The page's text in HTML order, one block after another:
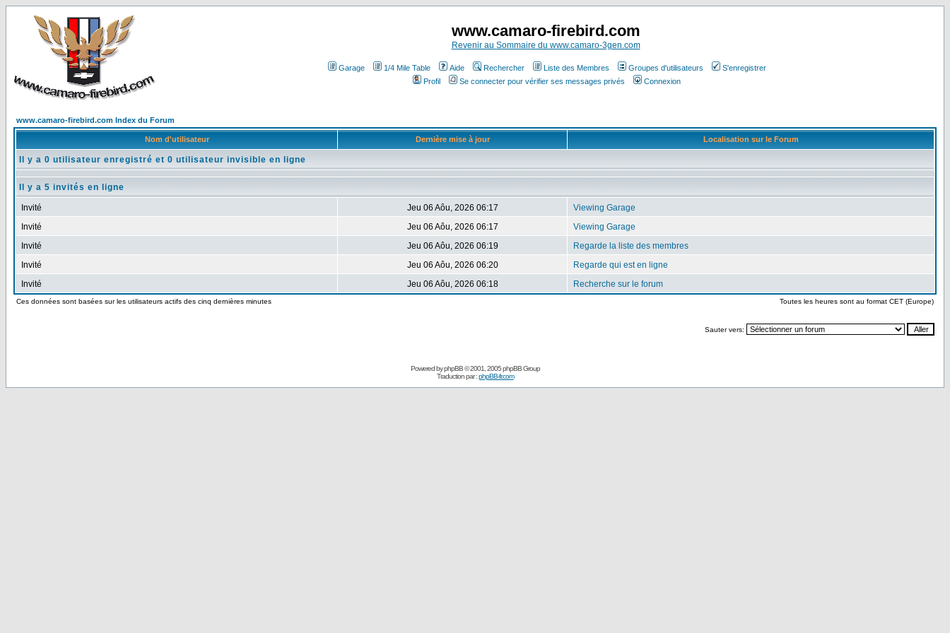
www.camaro-firebird.com
Revenir au Sommaire du www.camaro-3gen.com
Garage 1/4 Mile Table Aide Rechercher Liste des Membres Groupes d'utilisateurs
S'enregistrer
Profil
Se connecter pour vérifier ses messages privés Connexion
www.camaro-firebird.com Index du Forum
Nom d'utilisateur Dernière mise à jour Localisation sur le Forum
Il y a 0 utilisateur enregistré et 0 utilisateur invisible en ligne
Il y a 5 invités en ligne
Invité Jeu 06 Aôu, 2026 06:17
Viewing Garage
Invité
Jeu 06 Aôu, 2026 06:17
Viewing Garage
Invité
Jeu 06 Aôu, 2026 06:19
Regarde la liste des membres
Invité
Jeu 06 Aôu, 2026 06:20
Regarde qui est en ligne
Invité
Jeu 06 Aôu, 2026 06:18 Recherche sur le forum
Ces données sont basées sur les utilisateurs actifs des cinq dernières minutes Toutes les heures sont au format CET (Europe)
Sauter vers:
Powered byphpBB© 2001, 2005 phpBB Group
Traduction par :phpBB-fr.com